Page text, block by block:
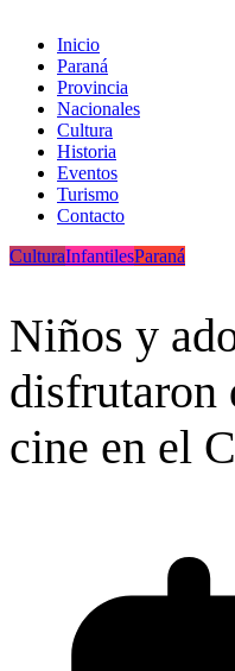
Inicio
Paraná
Provincia
Nacionales
Cultura
Historia
Eventos
Turismo
Contacto
CulturaInfantilesParaná
Niños y
disfrutaron
cine en el